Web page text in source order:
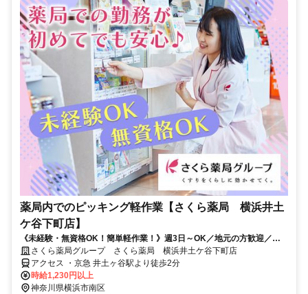
薬局内でのピッキング軽作業【さくら薬局 横浜井土
ケ谷下町店】
《未経験・無資格OK！簡単軽作業！》週3日～OK／地元の方歓迎／社
員登用あり／社割で日用品などが最大半額♪
さくら薬局グループ さくら薬局 横浜井土ケ谷下町店
アクセス ・京急 井土ヶ谷駅より徒歩2分
時給1,230円以上
神奈川県横浜市南区